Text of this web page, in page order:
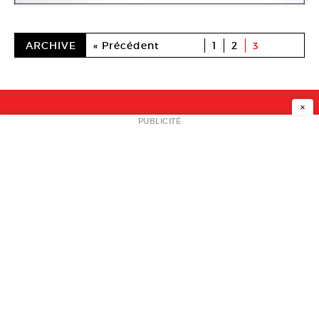
ARCHIVE « Précédent 1 2 3
NEWSLETTER
×
PUBLICITÉ